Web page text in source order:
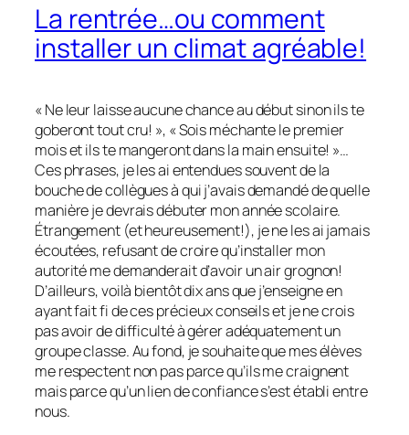
La rentrée…ou comment
installer un climat agréable!
« Ne leur laisse aucune chance au début sinon ils te
goberont tout cru! », « Sois méchante le premier
mois et ils te mangeront dans la main ensuite! »…
Ces phrases, je les ai entendues souvent de la
bouche de collègues à qui j’avais demandé de quelle
manière je devrais débuter mon année scolaire.
Étrangement (et heureusement!), je ne les ai jamais
écoutées, refusant de croire qu’installer mon
autorité me demanderait d’avoir un air grognon!
D’ailleurs, voilà bientôt dix ans que j’enseigne en
ayant fait fi de ces précieux conseils et je ne crois
pas avoir de difficulté à gérer adéquatement un
groupe classe. Au fond, je souhaite que mes élèves
me respectent non pas parce qu’ils me craignent
mais parce qu’un lien de confiance s’est établi entre
nous.